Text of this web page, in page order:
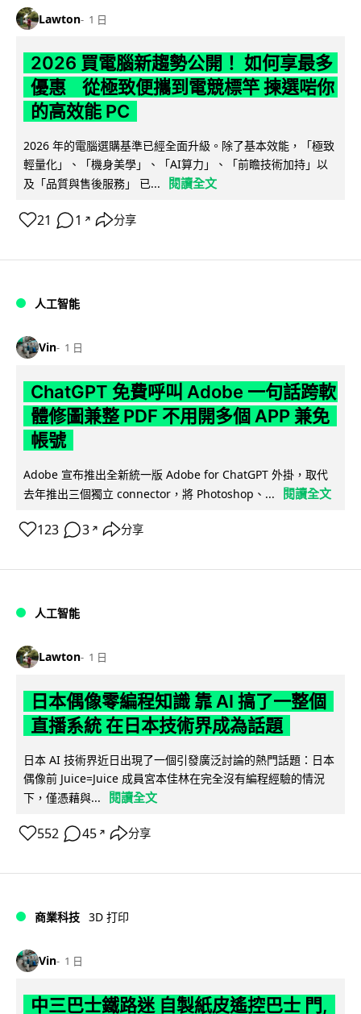
Lawton 1 日
2026 買電腦新趨勢公開！ 如何享最多
優惠 從極致便攜到電競標竿 揀選啱你
的高效能 PC
2026 年的電腦選購基準已經全面升級。除了基本效能，「極致
輕量化」、「機身美學」、「AI算力」、「前瞻技術加持」以
及「品質與售後服務」 已...
閱讀全文
21 1 ↗ 分享
人工智能
Vin 1 日
ChatGPT 免費呼叫 Adobe 一句話跨軟
體修圖兼整 PDF 不用開多個 APP 兼免
帳號
Adobe 宣布推出全新統一版 Adobe for ChatGPT 外掛，取代
去年推出三個獨立 connector，將 Photoshop、...
閱讀全文
123 3 ↗ 分享
人工智能
Lawton 1 日
日本偶像零編程知識 靠 AI 搞了一整個
直播系統 在日本技術界成為話題
日本 AI 技術界近日出現了一個引發廣泛討論的熱門話題：日本
偶像前 Juice=Juice 成員宮本佳林在完全沒有編程經驗的情況
下，僅憑藉與...
閱讀全文
552 45 ↗ 分享
商業科技 3D 打印
Vin 1 日
中三巴士鐵路迷 自製紙皮遙控巴士 門,